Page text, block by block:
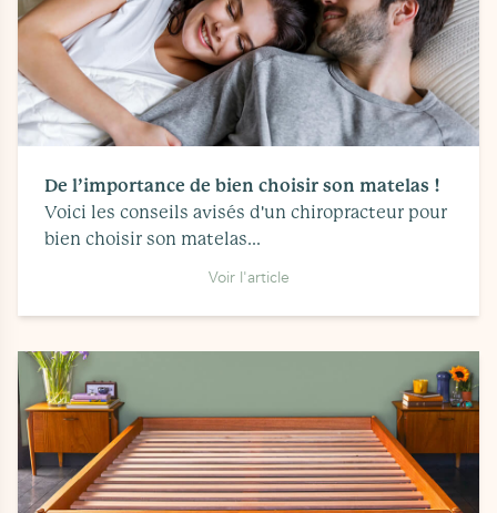
De l’importance de bien choisir son matelas !
Voici les conseils avisés d'un chiropracteur pour
bien choisir son matelas...
Voir l'article